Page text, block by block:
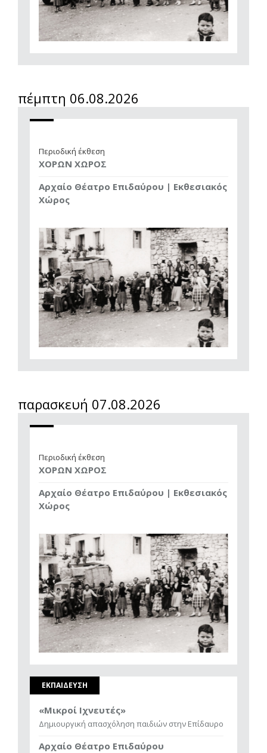
πέμπτη 06.08.2026
Περιοδική έκθεση
ΧΟΡΩΝ ΧΩΡΟΣ
Αρχαίο Θέατρο Επιδαύρου | Εκθεσιακός
Χώρος
παρασκευή 07.08.2026
Περιοδική έκθεση
ΧΟΡΩΝ ΧΩΡΟΣ
Αρχαίο Θέατρο Επιδαύρου | Εκθεσιακός
Χώρος
ΕΚΠΑΙΔΕΥΣΗ
«Μικροί Ιχνευτές»
Δημιουργική απασχόληση παιδιών στην Επίδαυρο
Αρχαίο Θέατρο Επιδαύρου